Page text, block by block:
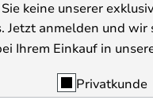
keine unserer
Jetzt anmelden und wir
Ihrem Einkauf in
Privatkunde